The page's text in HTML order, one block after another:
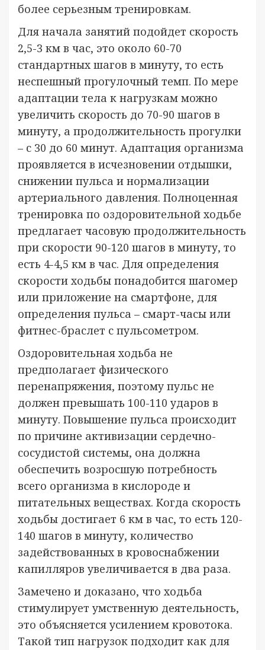
более серьезным тренировкам.
Для начала занятий подойдет скорость
2,5-3 км в час, это около 60-70
стандартных шагов в минуту, то есть
неспешный прогулочный темп. По мере
адаптации тела к нагрузкам можно
увеличить скорость до 70-90 шагов в
минуту, а продолжительность прогулки
– с 30 до 60 минут. Адаптация организма
проявляется в исчезновении отдышки,
снижении пульса и нормализации
артериального давления. Полноценная
тренировка по оздоровительной ходьбе
предлагает часовую продолжительность
при скорости 90-120 шагов в минуту, то
есть 4-4,5 км в час. Для определения
скорости ходьбы понадобится шагомер
или приложение на смартфоне, для
определения пульса – смарт-часы или
фитнес-браслет с пульсометром.
Оздоровительная ходьба не
предполагает физического
перенапряжения, поэтому пульс не
должен превышать 100-110 ударов в
минуту. Повышение пульса происходит
по причине активизации сердечно-
сосудистой системы, она должна
обеспечить возросшую потребность
всего организма в кислороде и
питательных веществах. Когда скорость
ходьбы достигает 6 км в час, то есть 120-
140 шагов в минуту, количество
задействованных в кровоснабжении
капилляров увеличивается в два раза.
Замечено и доказано, что ходьба
стимулирует умственную деятельность,
это объясняется усилением кровотока.
Такой тип нагрузок подходит как для